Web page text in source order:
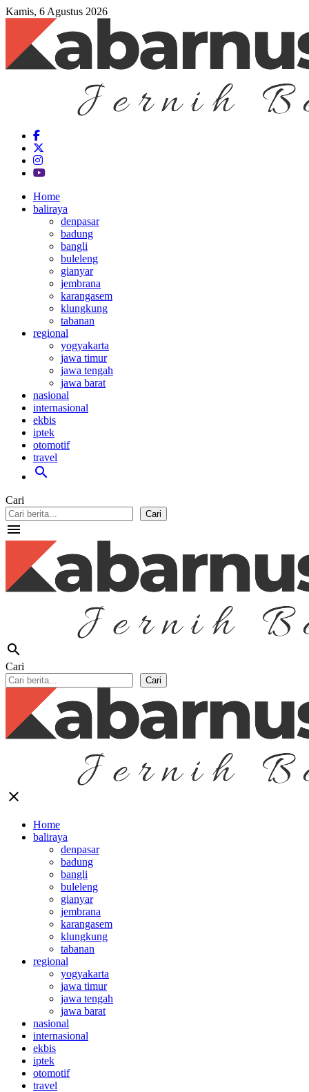
Kamis, 6 Agustus 2026
Home
baliraya
denpasar
badung
bangli
buleleng
gianyar
jembrana
karangasem
klungkung
tabanan
regional
yogyakarta
jawa timur
jawa tengah
jawa barat
nasional
internasional
ekbis
iptek
otomotif
travel
search
Cari
Cari
menu
search
Cari
Cari
close
Home
baliraya
denpasar
badung
bangli
buleleng
gianyar
jembrana
karangasem
klungkung
tabanan
regional
yogyakarta
jawa timur
jawa tengah
jawa barat
nasional
internasional
ekbis
iptek
otomotif
travel